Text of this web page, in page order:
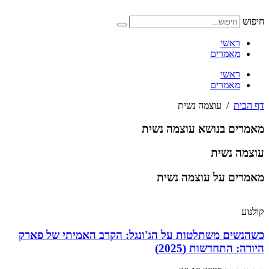
לתוכן
חיפוש
ראשי
מאמרים
ראשי
מאמרים
דף הבית / עוצמה נשית
מאמרים בנושא עוצמה נשית
עוצמה נשית
מאמרים על עוצמה נשית
קולנוע
כשהנשים משתלטות על הג'ונגל: הקרב האמיתי של פארק
היורה: התחדשות (2025)